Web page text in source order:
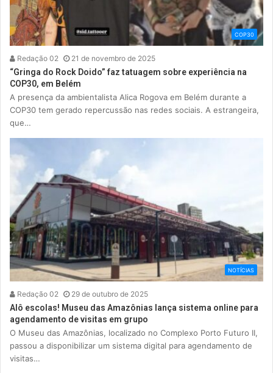
COP30
Redação 02 21 de novembro de 2025
“Gringa do Rock Doido” faz tatuagem sobre experiência na
COP30, em Belém
A presença da ambientalista Alica Rogova em Belém durante a
COP30 tem gerado repercussão nas redes sociais. A estrangeira,
que…
NOTÍCIAS
Redação 02 29 de outubro de 2025
Alô escolas! Museu das Amazônias lança sistema online para
agendamento de visitas em grupo
O Museu das Amazônias, localizado no Complexo Porto Futuro II,
passou a disponibilizar um sistema digital para agendamento de
visitas…